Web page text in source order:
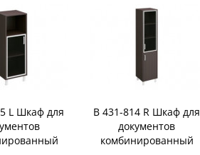
L Шкаф для
В 431-814 R Шкаф для
документов
комбинированный